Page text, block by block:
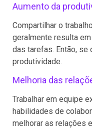
Aumento da
Compartilhar o
geralmente resulta
das tarefas. Então, se
produtividade.
Melhoria das
Trabalhar em equipe
habilidades de
melhorar as relações